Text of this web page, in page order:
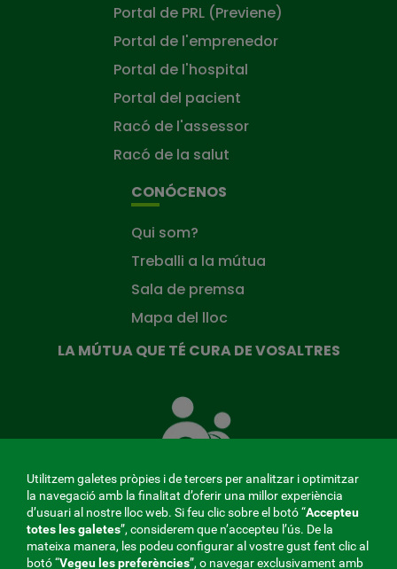
Portal de PRL (Previene)
Portal de l'emprenedor
Portal de l'hospital
Portal del pacient
Racó de l'assessor
Racó de la salut
CONÓCENOS
Qui som?
Treballi a la mútua
Sala de premsa
Mapa del lloc
LA MÚTUA QUE TÉ CURA DE VOSALTRES
Mútua
que
de
tu
MENÚ
Utilitzem galetes pròpies i de tercers per analitzar i optimitzar
la navegació amb la finalitat d’oferir una millor experiència
d’usuari al nostre lloc web. Si feu clic sobre el botó “Accepteu
totes les galetes”, considerem que n’accepteu l’ús. De la
mateixa manera, les podeu configurar al vostre gust fent clic al
botó “Vegeu les preferències”, o navegar exclusivament amb